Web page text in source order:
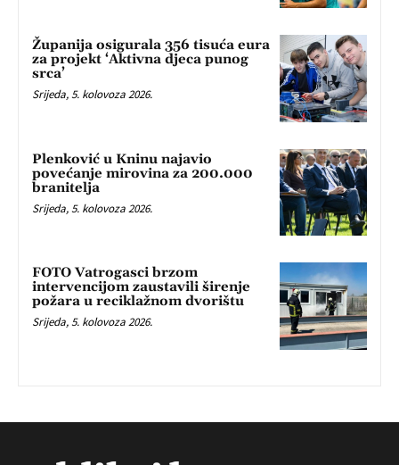
Županija osigurala 356 tisuća eura
za projekt ‘Aktivna djeca punog
srca’
Srijeda, 5. kolovoza 2026.
Plenković u Kninu najavio
povećanje mirovina za 200.000
branitelja
Srijeda, 5. kolovoza 2026.
FOTO Vatrogasci brzom
intervencijom zaustavili širenje
požara u reciklažnom dvorištu
Srijeda, 5. kolovoza 2026.